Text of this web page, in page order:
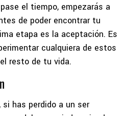
el tiempo, empezarás a
de poder encontrar tu
etapa es la aceptación. Es
cualquiera de estos
resto de tu vida.
has perdido a un ser